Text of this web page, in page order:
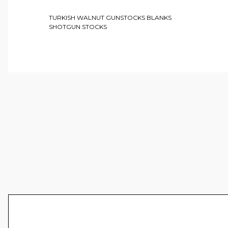
TURKISH WALNUT GUNSTOCKS BLANKS
SHOTGUN STOCKS